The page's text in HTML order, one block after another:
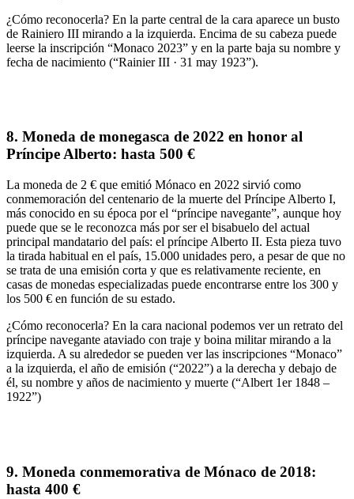
¿Cómo reconocerla? En la parte central de la cara aparece un busto
de Rainiero III mirando a la izquierda. Encima de su cabeza puede
leerse la inscripción “Monaco 2023” y en la parte baja su nombre y
fecha de nacimiento (“Rainier III · 31 may 1923”).
8. Moneda de monegasca de 2022 en honor al
Príncipe Alberto: hasta 500 €
La moneda de 2 € que emitió Mónaco en 2022 sirvió como
conmemoración del centenario de la muerte del Príncipe Alberto I,
más conocido en su época por el “príncipe navegante”, aunque hoy
puede que se le reconozca más por ser el bisabuelo del actual
principal mandatario del país: el príncipe Alberto II. Esta pieza tuvo
la tirada habitual en el país, 15.000 unidades pero, a pesar de que no
se trata de una emisión corta y que es relativamente reciente, en
casas de monedas especializadas puede encontrarse entre los 300 y
los 500 € en función de su estado.
¿Cómo reconocerla? En la cara nacional podemos ver un retrato del
príncipe navegante ataviado con traje y boina militarmirando a la
izquierda. A su alrededor se pueden ver las inscripciones “Monaco”
a la izquierda, el año de emisión (“2022”) a la derecha y debajo de
él, su nombre y años de nacimiento y muerte (“Albert 1er1848 –
1922”)
9. Moneda conmemorativa de Mónaco de 2018:
hasta 400 €